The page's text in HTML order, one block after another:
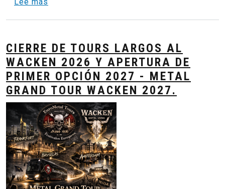
CIERRE DE TOURS LARGOS AL
WACKEN 2026 Y APERTURA DE
PRIMER OPCIÓN 2027 - METAL
GRAND TOUR WACKEN 2027.